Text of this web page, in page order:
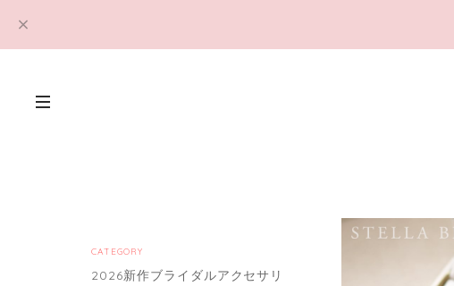
CATEGORY
2026新作ブライダルアクセサリ